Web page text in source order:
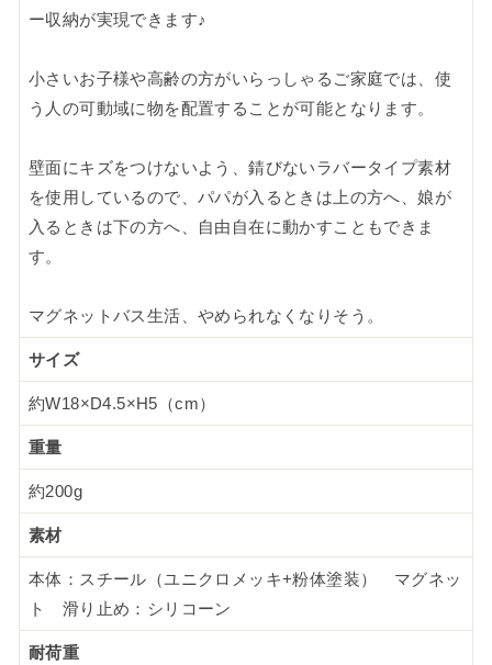
ー収納が実現できます♪
小さいお子様や高齢の方がいらっしゃるご家庭では、使
う人の可動域に物を配置することが可能となります。
壁面にキズをつけないよう、錆びないラバータイプ素材
を使用しているので、パパが入るときは上の方へ、娘が
入るときは下の方へ、自由自在に動かすこともできま
す。
マグネットバス生活、やめられなくなりそう。
サイズ
約W18×D4.5×H5（cm）
重量
約200g
素材
本体：スチール（ユニクロメッキ+粉体塗装） マグネッ
ト 滑り止め：シリコーン
耐荷重